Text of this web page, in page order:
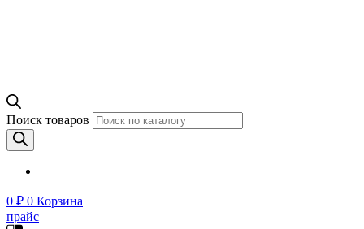
Поиск товаров
0 ₽ 0 Корзина
прайс